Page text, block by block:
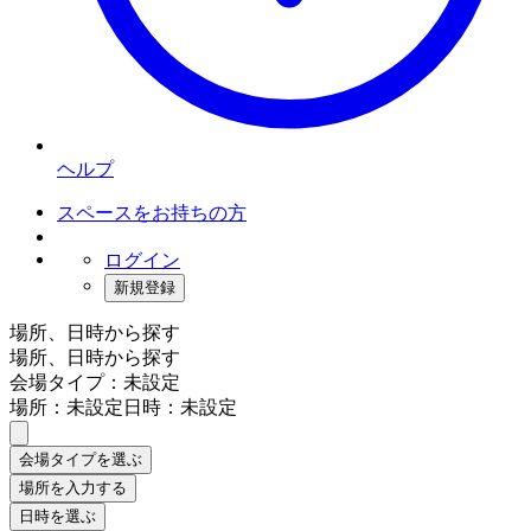
ヘルプ
スペースをお持ちの方
ログイン
新規登録
場所、日時から探す
場所、日時から探す
会場タイプ：未設定
場所：未設定日時：未設定
会場タイプを選ぶ
場所を入力する
日時を選ぶ